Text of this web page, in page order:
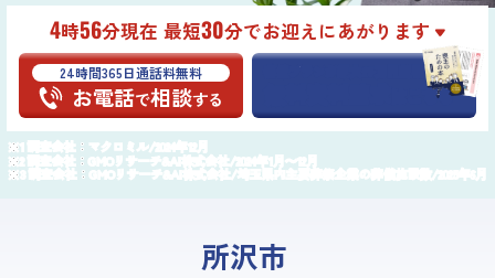
4時56分現在 最短30分でお迎えにあがります
24時間365日通話料無料
お電話で相談する はこちら
調査会社：マクロミル/2024年12月
調査会社：GMOリサーチ&AI株式会社/2024年1月〜12月
調査会社：GMOリサーチ&AI株式会社/埼玉県内主要葬祭企業の葬儀施設数/2025年6月
所沢市